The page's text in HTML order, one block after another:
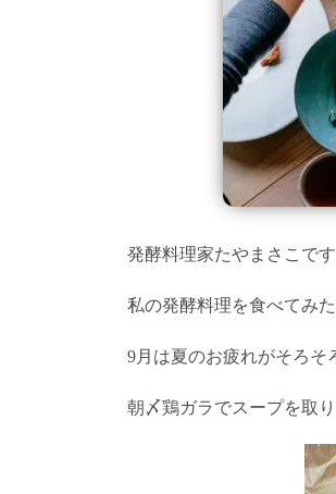
発酵料理家たやまさこです
私の発酵料理を食べてみ
9月は夏のお疲れがそろそ
朝〆鶏ガラでスープを取